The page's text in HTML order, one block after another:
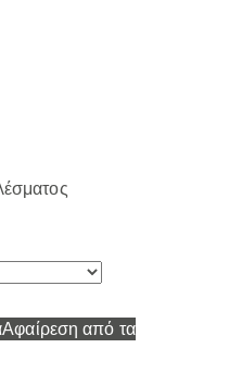
Αφαίρεση από τα